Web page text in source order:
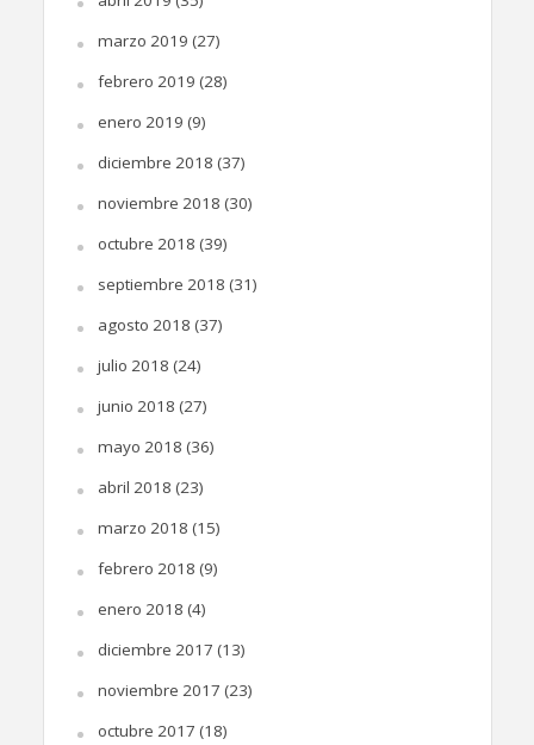
marzo 2019 (27)
febrero 2019 (28)
enero 2019 (9)
diciembre 2018 (37)
noviembre 2018 (30)
octubre 2018 (39)
septiembre 2018 (31)
agosto 2018 (37)
julio 2018 (24)
junio 2018 (27)
mayo 2018 (36)
abril 2018 (23)
marzo 2018 (15)
febrero 2018 (9)
enero 2018 (4)
diciembre 2017 (13)
noviembre 2017 (23)
octubre 2017 (18)